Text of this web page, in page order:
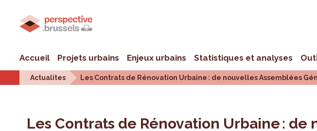
Accueil Projets urbains Enjeux urbains Statistiques et analyses
Actualites Les Contrats de Rénovation Urbaine : de nouvelles Assemblées
Les Contrats de Rénovation Urbaine :